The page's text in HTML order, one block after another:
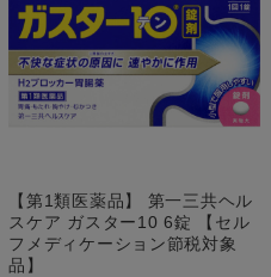
【第1類医薬品】 第一三共ヘル
スケア ガスター10 6錠 【セル
フメディケーション節税対象
品】